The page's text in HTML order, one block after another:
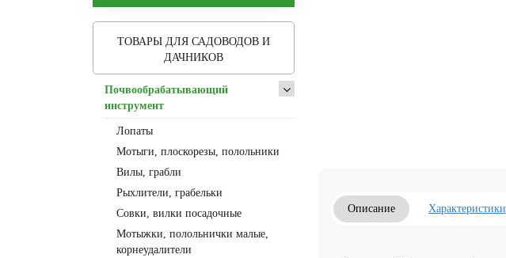
ТОВАРЫ ДЛЯ САДОВОДОВ И
ДАЧНИКОВ
Почвообрабатывающий
инструмент
Лопаты
Мотыги, плоскорезы, полольники
Вилы, грабли
Рыхлители, грабельки
Совки, вилки посадочные
Мотыжки, полольнички малые,
корнеудалители
Описание Характеристики